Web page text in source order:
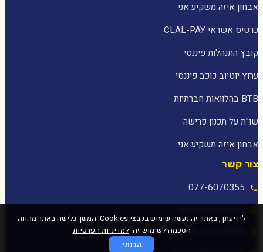
אבחון איזה משקיע אני
כרטיס אשראי CLAL-PAY
קובץ התנהלות פיננסי
ערוץ יוטיוב כוכב פיננסי
BTB בהלוואות חברתיות
שו״ת על תכנון פרישה
אבחון איזה משקיע אני
צור קשר
077-6070355
לידיעתך, באתר זה נעשה שימוש בקבצי Cookies. המשך גלישה באתר מהווה
הסכמה לשימוש זה.למדיניות הפרטיות
הבנתי